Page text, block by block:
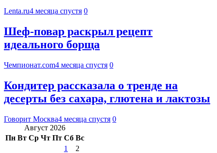
Lenta.ru4 месяца спустя 0
Шеф-повар раскрыл рецепт
идеального борща
Чемпионат.com4 месяца спустя 0
Кондитер рассказала о тренде на
десерты без сахара, глютена и лактозы
Говорит Москва4 месяца спустя 0
Август 2026
Пн Вт Ср Чт Пт Сб Вс
1
2